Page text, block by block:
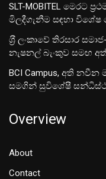
SLT-MOBITEL මෙරට
මිලදීගැනීම සඳහා
ශ‍්‍රී ලංකාවේ තිරසාර
නැෂනල් බැංකුව සමඟ
BCI Campus, අති
සමගින් සුවිශේෂී
Overview
About
Contact